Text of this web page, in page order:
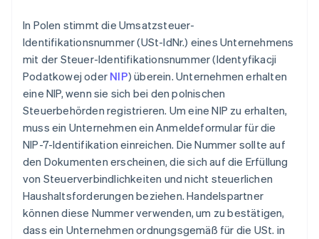
In Polen stimmt die Umsatzsteuer-
Identifikationsnummer (USt-IdNr.) eines Unternehmens
mit der Steuer-Identifikationsnummer (Identyfikacji
Podatkowej oder NIP) überein. Unternehmen erhalten
eine NIP, wenn sie sich bei den polnischen
Steuerbehörden registrieren. Um eine NIP zu erhalten,
muss ein Unternehmen ein Anmeldeformular für die
NIP-7-Identifikation einreichen. Die Nummer sollte auf
den Dokumenten erscheinen, die sich auf die Erfüllung
von Steuerverbindlichkeiten und nicht steuerlichen
Haushaltsforderungen beziehen. Handelspartner
können diese Nummer verwenden, um zu bestätigen,
dass ein Unternehmen ordnungsgemäß für die USt. in